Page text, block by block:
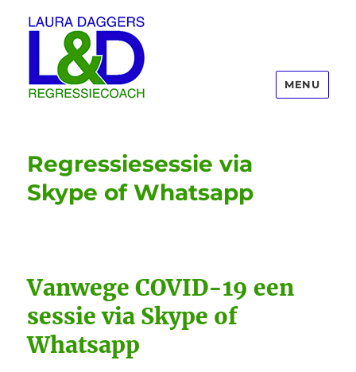
MENU
Regressiesessie via
Skype of Whatsapp
Vanwege COVID-19 een
sessie via Skype of
Whatsapp